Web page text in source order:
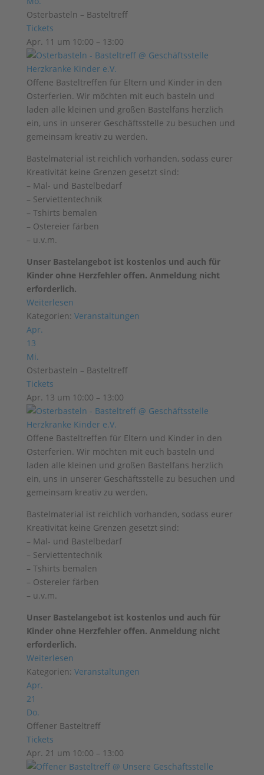
Osterbasteln – Basteltreff
Tickets
Apr. 11 um 10:00 – 13:00
Offene Basteltreffen für Eltern und Kinder in den
Osterferien. Wir möchten mit euch basteln und
laden alle kleinen und großen Bastelfans herzlich
ein, uns in unserer Geschäftsstelle zu besuchen und
gemeinsam kreativ zu werden.
Bastelmaterial ist reichlich vorhanden, sodass eurer
Kreativität keine Grenzen gesetzt sind:
– Mal- und Bastelbedarf
– Serviettentechnik
– Tshirts bemalen
– Ostereier färben
– u.v.m.
Unser Bastelangebot ist kostenlos und auch für
Kinder ohne Herzfehler offen. Anmeldung nicht
erforderlich.
Weiterlesen
Kategorien: Veranstaltungen
Apr.
13
Mi.
Osterbasteln – Basteltreff
Tickets
Apr. 13 um 10:00 – 13:00
Offene Basteltreffen für Eltern und Kinder in den
Osterferien. Wir möchten mit euch basteln und
laden alle kleinen und großen Bastelfans herzlich
ein, uns in unserer Geschäftsstelle zu besuchen und
gemeinsam kreativ zu werden.
Bastelmaterial ist reichlich vorhanden, sodass eurer
Kreativität keine Grenzen gesetzt sind:
– Mal- und Bastelbedarf
– Serviettentechnik
– Tshirts bemalen
– Ostereier färben
– u.v.m.
Unser Bastelangebot ist kostenlos und auch für
Kinder ohne Herzfehler offen. Anmeldung nicht
erforderlich.
Weiterlesen
Kategorien: Veranstaltungen
Apr.
21
Do.
Offener Basteltreff
Tickets
Apr. 21 um 10:00 – 13:00